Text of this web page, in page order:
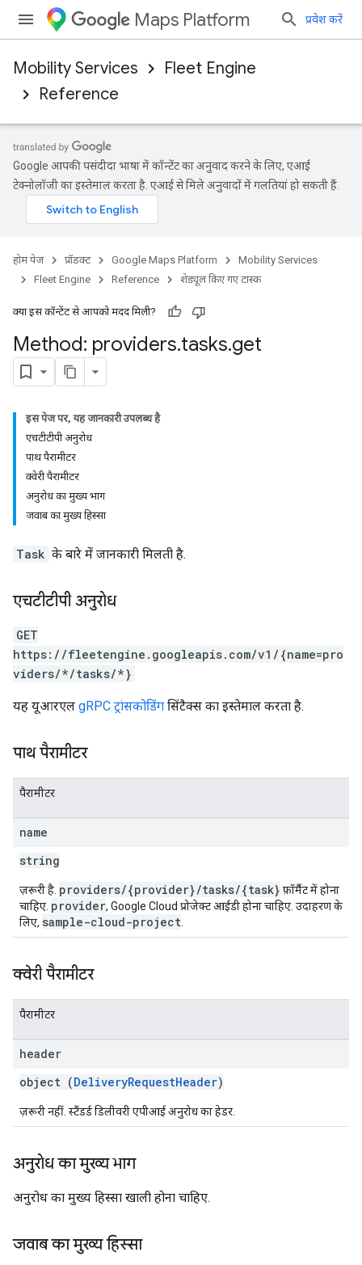
Maps Platform प्रवेश करें
Mobility Services
Fleet Engine
Reference
Google आपकी पसंदीदा भाषा में कॉन्टेंट का अनुवाद करने के लिए, एआई
टेक्नोलॉजी का इस्तेमाल करता है. एआई से मिले अनुवादों में गलतियां हो सकती हैं.
होम पेज प्रॉडक्ट Google Maps Platform
Mobility Services
Fleet Engine
Reference शेड्यूल किए गए टास्क
क्या इस कॉन्टेंट से आपको मदद मिली?
Method: providers.tasks.get
इस पेज पर, यह जानकारी उपलब्ध है
एचटीटीपी अनुरोध
पाथ पैरामीटर
क्वेरी पैरामीटर
अनुरोध का मुख्य भाग
जवाब का मुख्य हिस्सा
Task के बारे में जानकारी मिलती है.
एचटीटीपी अनुरोध
GET
https://fleetengine.googleapis.com/v1/{name=pro
viders/*/tasks/*}
यह यूआरएल gRPC ट्रांसकोडिंग सिंटैक्स का इस्तेमाल करता है.
पाथ पैरामीटर
पैरामीटर
name
string
ज़रूरी है. providers/{provider}/tasks/{task} फ़ॉर्मैट में होना
चाहिए. provider, Google Cloud प्रोजेक्ट आईडी होना चाहिए. उदाहरण के
लिए, sample-cloud-project
क्वेरी पैरामीटर
पैरामीटर
header
object (DeliveryRequestHeader)
ज़रूरी नहीं. स्टैंडर्ड डिलीवरी एपीआई अनुरोध का हेडर.
अनुरोध का मुख्य भाग
अनुरोध का मुख्य हिस्सा खाली होना चाहिए.
जवाब का मुख्य हिस्सा